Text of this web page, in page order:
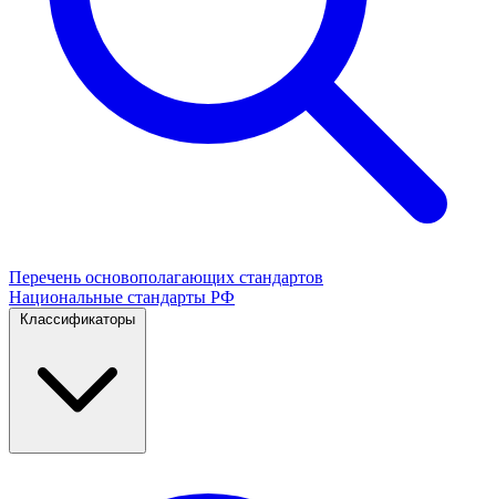
Перечень основополагающих стандартов
Национальные стандарты РФ
Классификаторы